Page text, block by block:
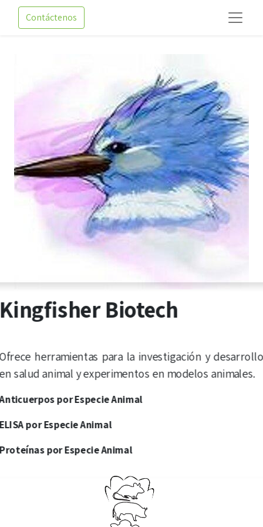
Contáctenos
Biotech
herramientas para la investigación y
salud animal y experimentos en modelos animales.
por Especie Animal
por Especie Animal
por Especie Animal